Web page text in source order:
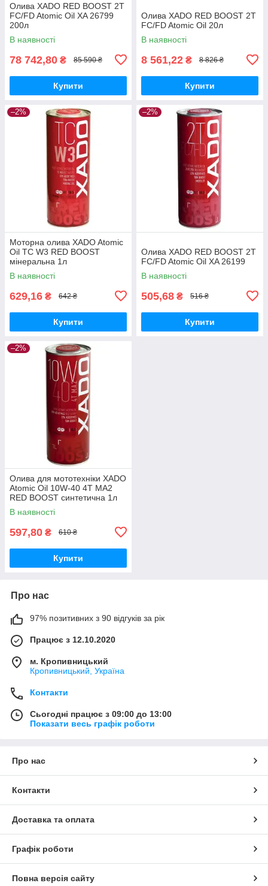
Олива XADO RED BOOST 2T
FC/FD Atomic Oil XA 26799
200л
В наявності
78 742,80 ₴ 85 590 ₴
Купити
Олива XADO RED BOOST 2T
FC/FD Atomic Oil 20л
В наявності
8 561,22 ₴ 8 826 ₴
Купити
–2%
Моторна олива XADO Atomic
Oil TC W3 RED BOOST
мінеральна 1л
В наявності
629,16 ₴ 642 ₴
Купити
–2%
Олива XADO RED BOOST 2T
FC/FD Atomic Oil XA 26199
В наявності
505,68 ₴ 516 ₴
Купити
–2%
Олива для мототехніки XADO
Atomic Oil 10W-40 4T MA2
RED BOOST синтетична 1л
ХА 26132
В наявності
597,80 ₴ 610 ₴
Купити
Про нас
97% позитивних з 90 відгуків за рік
Працює з 12.10.2020
м. Кропивницький
Кропивницький, Україна
Контакти
Сьогодні працює з 09:00 до 13:00
Показати весь графік роботи
Про нас
Контакти
Доставка та оплата
Графік роботи
Повна версія сайту